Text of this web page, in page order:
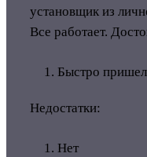
установщик из
Все работает.
Быстро
Недостатки:
Нет